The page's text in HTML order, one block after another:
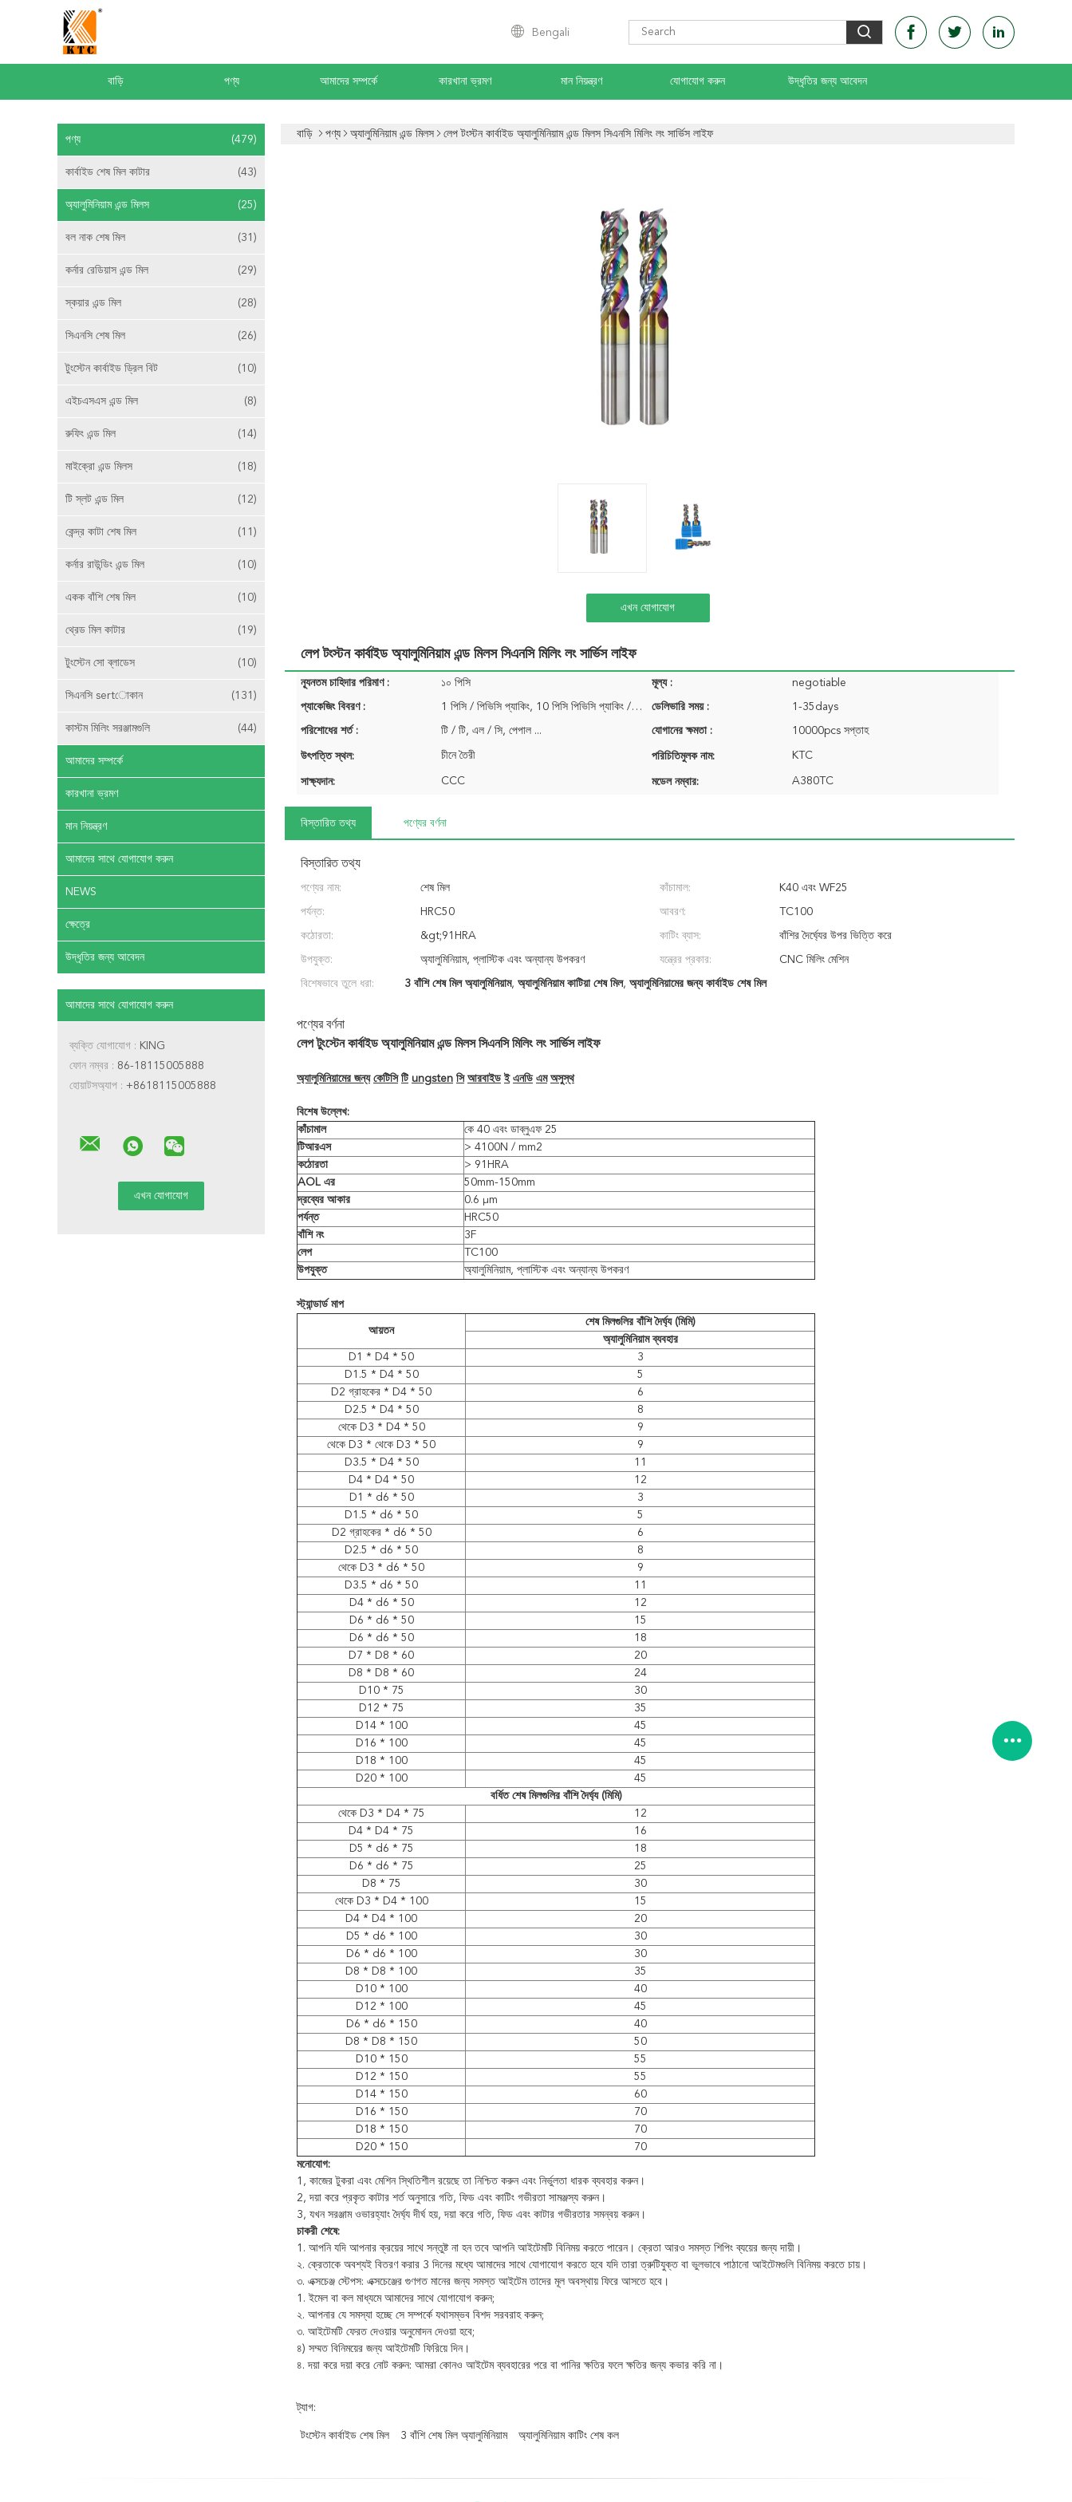
Bengali
বাড়ি পণ্য আমাদের সম্পর্কে কারখানা ভ্রমণ মান নিয়ন্ত্রণ যোগাযোগ করুন উদ্ধৃতির জন্য আবেদন
পণ্য (479)
কার্বাইড শেষ মিল কাটার (43)
অ্যালুমিনিয়াম এন্ড মিলস (25)
বল নাক শেষ মিল (31)
কর্নার রেডিয়াস এন্ড মিল (29)
স্কয়ার এন্ড মিল (28)
সিএনসি শেষ মিল (26)
টুংস্টেন কার্বাইড ড্রিল বিট (10)
এইচএসএস এন্ড মিল (8)
রুফিং এন্ড মিল (14)
মাইক্রো এন্ড মিলস (18)
টি স্লট এন্ড মিল (12)
কেন্দ্র কাটা শেষ মিল (11)
কর্নার রাউন্ডিং এন্ড মিল (10)
একক বাঁশি শেষ মিল (10)
থ্রেড মিল কাটার (19)
টুংস্টেন সো ব্লাডেস (10)
সিএনসি sertোকান (131)
কাস্টম মিলিং সরঞ্জামগুলি (44)
আমাদের সম্পর্কে
কারখানা ভ্রমণ
মান নিয়ন্ত্রণ
আমাদের সাথে যোগাযোগ করুন
NEWS
ক্ষেত্রে
উদ্ধৃতির জন্য আবেদন
আমাদের সাথে যোগাযোগ করুন
ব্যক্তি যোগাযোগ : KING
ফোন নম্বর : 86-18115005888
হোয়াটসঅ্যাপ : +8618115005888
বাড়ি পণ্য অ্যালুমিনিয়াম এন্ড মিলস লেপ টংস্টন কার্বাইড অ্যালুমিনিয়াম এন্ড মিলস সিএনসি মিলিং লং সার্ভিস লাইফ
এখন যোগাযোগ
লেপ টংস্টন কার্বাইড অ্যালুমিনিয়াম এন্ড মিলস সিএনসি মিলিং লং সার্ভিস লাইফ
ন্যূনতম চাহিদার পরিমাণ : ১০ পিসি মূল্য : negotiable
প্যাকেজিং বিবরণ : 1 পিসি / পিভিসি প্যাকিং, 10 পিসি পিভিসি প্যাকিং / প্যাক ... ডেলিভারি সময় : 1-35days
পরিশোধের শর্ত : টি / টি, এল / সি, পেপাল ... যোগানের ক্ষমতা : 10000pcs সপ্তাহ
উৎপত্তি স্থল: চীনে তৈরী পরিচিতিমুলক নাম: KTC
সাক্ষ্যদান: CCC মডেল নম্বার: A380TC
বিস্তারিত তথ্য পণ্যের বর্ণনা
বিস্তারিত তথ্য
পণ্যের নাম: শেষ মিল কাঁচামাল: K40 এবং WF25
পর্যন্ত: HRC50 আবরণ: TC100
কঠোরতা: &gt;91HRA কাটিং ব্যাস: বাঁশির দৈর্ঘ্যের উপর ভিত্তি করে
উপযুক্ত: অ্যালুমিনিয়াম, প্লাস্টিক এবং অন্যান্য উপকরণ যন্ত্রের প্রকার: CNC মিলিং মেশিন
বিশেষভাবে তুলে ধরা: 3 বাঁশি শেষ মিল অ্যালুমিনিয়াম, অ্যালুমিনিয়াম কাটিয়া শেষ মিল, অ্যালুমিনিয়ামের জন্য কার্বাইড শেষ মিল
পণ্যের বর্ণনা
লেপ টুংস্টেন কার্বাইড অ্যালুমিনিয়াম এন্ড মিলস সিএনসি মিলিং লং সার্ভিস লাইফ
অ্যালুমিনিয়ামের জন্য কেটিসি টি ungsten সি আরবাইড ই এনডি এম অসুস্থ
বিশেষ উল্লেখ:
কাঁচামাল
কে 40 এবং ডাব্লুএফ 25
টিআরএস
> 4100N / mm2
কঠোরতা
> 91HRA
AOL এর
50mm-150mm
দ্রব্যের আকার
0.6 μm
পর্যন্ত
HRC50
বাঁশি নং
3F
লেপ
TC100
উপযুক্ত
অ্যালুমিনিয়াম, প্লাস্টিক এবং অন্যান্য উপকরণ
স্ট্যান্ডার্ড মাপ
আয়তন
শেষ মিলগুলির বাঁশি দৈর্ঘ্য (মিমি)
অ্যালুমিনিয়াম ব্যবহার
D1 * D4 * 50
3
D1.5 * D4 * 50
5
D2 গ্রাহকের * D4 * 50
6
D2.5 * D4 * 50
8
থেকে D3 * D4 * 50
9
থেকে D3 * থেকে D3 * 50
9
D3.5 * D4 * 50
11
D4 * D4 * 50
12
D1 * d6 * 50
3
D1.5 * d6 * 50
5
D2 গ্রাহকের * d6 * 50
6
D2.5 * d6 * 50
8
থেকে D3 * d6 * 50
9
D3.5 * d6 * 50
11
D4 * d6 * 50
12
D6 * d6 * 50
15
D6 * d6 * 50
18
D7 * D8 * 60
20
D8 * D8 * 60
24
D10 * 75
30
D12 * 75
35
D14 * 100
45
D16 * 100
45
D18 * 100
45
D20 * 100
45
বর্ধিত শেষ মিলগুলির বাঁশি দৈর্ঘ্য (মিমি)
থেকে D3 * D4 * 75
12
D4 * D4 * 75
16
D5 * d6 * 75
18
D6 * d6 * 75
25
D8 * 75
30
থেকে D3 * D4 * 100
15
D4 * D4 * 100
20
D5 * d6 * 100
30
D6 * d6 * 100
30
D8 * D8 * 100
35
D10 * 100
40
D12 * 100
45
D6 * d6 * 150
40
D8 * D8 * 150
50
D10 * 150
55
D12 * 150
55
D14 * 150
60
D16 * 150
70
D18 * 150
70
D20 * 150
70
মনোযোগ:
1, কাজের টুকরা এবং মেশিন স্থিতিশীল রয়েছে তা নিশ্চিত করুন এবং নির্ভুলতা ধারক ব্যবহার করুন।
2, দয়া করে প্রকৃত কাটার শর্ত অনুসারে গতি, ফিড এবং কাটিং গভীরতা সামঞ্জস্য করুন।
3, যখন সরঞ্জাম ওভারহ্যাং দৈর্ঘ্য দীর্ঘ হয়, দয়া করে গতি, ফিড এবং কাটার গভীরতার সমন্বয় করুন।
চাকরী শেষে:
1. আপনি যদি আপনার ক্রয়ের সাথে সন্তুষ্ট না হন তবে আপনি আইটেমটি বিনিময় করতে পারেন। ক্রেতা আরও সমস্ত শিপিং ব্যয়ের জন্য দায়ী।
২. ক্রেতাকে অবশ্যই বিতরণ করার 3 দিনের মধ্যে আমাদের সাথে যোগাযোগ করতে হবে যদি তারা ত্রুটিযুক্ত বা ভুলভাবে পাঠানো আইটেমগুলি বিনিময় করতে চায়।
৩. এক্সচেঞ্জ স্টেপস: এক্সচেঞ্জের গুণগত মানের জন্য সমস্ত আইটেম তাদের মূল অবস্থায় ফিরে আসতে হবে।
1. ইমেল বা কল মাধ্যমে আমাদের সাথে যোগাযোগ করুন;
২. আপনার যে সমস্যা হচ্ছে সে সম্পর্কে যথাসম্ভব বিশদ সরবরাহ করুন;
৩. আইটেমটি ফেরত দেওয়ার অনুমোদন দেওয়া হবে;
৪) সম্মত বিনিময়ের জন্য আইটেমটি ফিরিয়ে দিন।
৪. দয়া করে দয়া করে নোট করুন: আমরা কোনও আইটেম ব্যবহারের পরে বা পানির ক্ষতির ফলে ক্ষতির জন্য কভার করি না।
ট্যাগ:
টংস্টেন কার্বাইড শেষ মিল 3 বাঁশি শেষ মিল অ্যালুমিনিয়াম অ্যালুমিনিয়াম কাটিং শেষ কল